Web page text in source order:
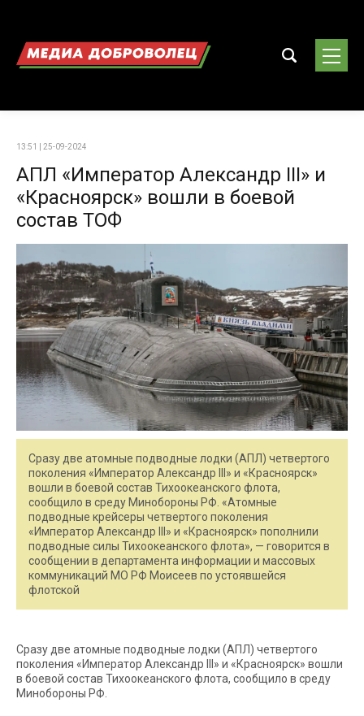
13:51 | 25-09-2024
АПЛ «Император Александр III» и
«Красноярск» вошли в боевой
состав ТОФ
Сразу две атомные подводные лодки (АПЛ) четвертого
поколения «Император Александр III» и «Красноярск»
вошли в боевой состав Тихоокеанского флота,
сообщило в среду Минобороны РФ. «Атомные
подводные крейсеры четвертого поколения
«Император Александр III» и «Красноярск» пополнили
подводные силы Тихоокеанского флота», — говорится в
сообщении в департамента информации и массовых
коммуникаций МО РФ Моисеев по устоявшейся
флотской
Сразу две атомные подводные лодки (АПЛ) четвертого
поколения «Император Александр III» и «Красноярск» вошли
в боевой состав Тихоокеанского флота, сообщило в среду
Минобороны РФ.